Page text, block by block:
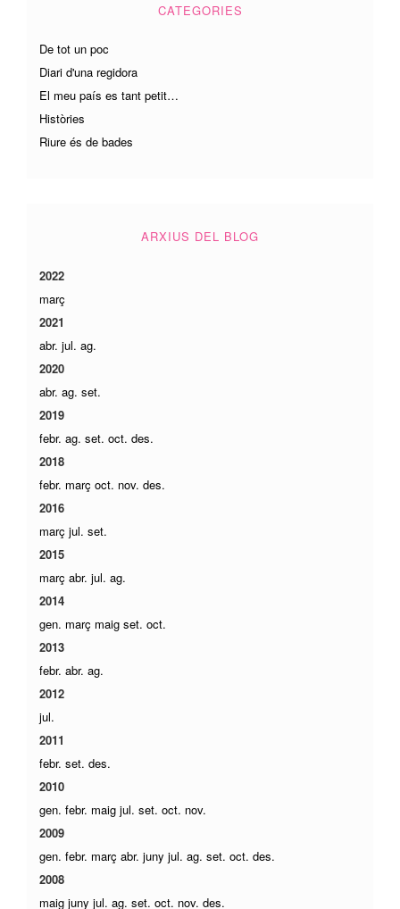
CATEGORIES
De tot un poc
Diari d'una regidora
El meu país es tant petit…
Històries
Riure és de bades
ARXIUS DEL BLOG
2022
març
2021
abr. jul. ag.
2020
abr. ag. set.
2019
febr. ag. set. oct. des.
2018
febr. març oct. nov. des.
2016
març jul. set.
2015
març abr. jul. ag.
2014
gen. març maig set. oct.
2013
febr. abr. ag.
2012
jul.
2011
febr. set. des.
2010
gen. febr. maig jul. set. oct. nov.
2009
gen. febr. març abr. juny jul. ag. set. oct. des.
2008
maig juny jul. ag. set. oct. nov. des.